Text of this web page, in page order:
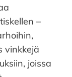
–
vinkkejä
joissa